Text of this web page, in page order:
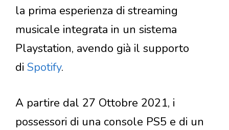
la prima esperienza di streaming
musicale integrata in un sistema
Playstation, avendo già il supporto
di Spotify.
A partire dal 27 Ottobre 2021, i
possessori di una console PS5 e di un